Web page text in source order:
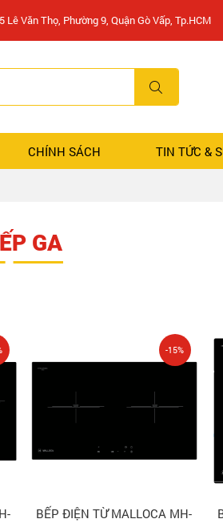
Lê Văn Thọ, Phường 9, Quận Gò Vấp, Tp.HCM
CHÍNH SÁCH TIN TỨC &
GA
BẾP ĐIỆN TỪ MALLOCA MH-
-15%